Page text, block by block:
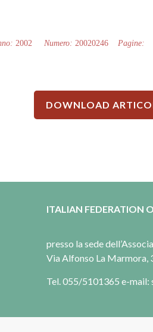
2002 Numero: 20020246 Pagine:
DOWNLOAD
ITALIAN FEDERATION
presso la sede
Via Alfonso La Marmora,
Tel. 055/5101365 e-